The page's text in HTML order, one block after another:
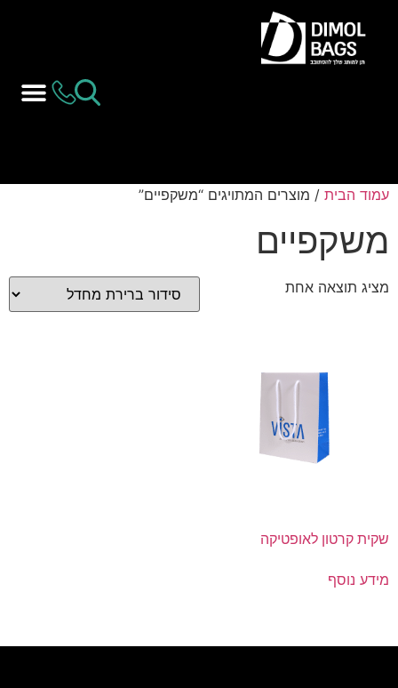
עמוד הבית / מוצרים המתויגים “משקפיים”
משקפיים
מציג תוצאה אחת
שקית קרטון לאופטיקה
מידע נוסף